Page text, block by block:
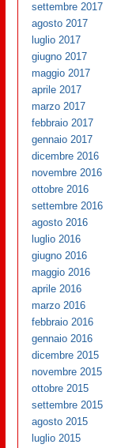
settembre 2017
agosto 2017
luglio 2017
giugno 2017
maggio 2017
aprile 2017
marzo 2017
febbraio 2017
gennaio 2017
dicembre 2016
novembre 2016
ottobre 2016
settembre 2016
agosto 2016
luglio 2016
giugno 2016
maggio 2016
aprile 2016
marzo 2016
febbraio 2016
gennaio 2016
dicembre 2015
novembre 2015
ottobre 2015
settembre 2015
agosto 2015
luglio 2015